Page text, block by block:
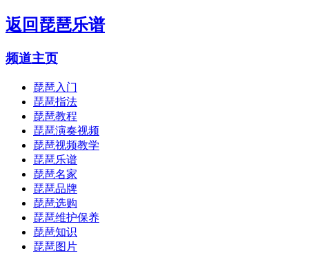
返回 琵琶乐谱
频道主页
琵琶入门
琵琶指法
琵琶教程
琵琶演奏视频
琵琶视频教学
琵琶乐谱
琵琶名家
琵琶品牌
琵琶选购
琵琶维护保养
琵琶知识
琵琶图片